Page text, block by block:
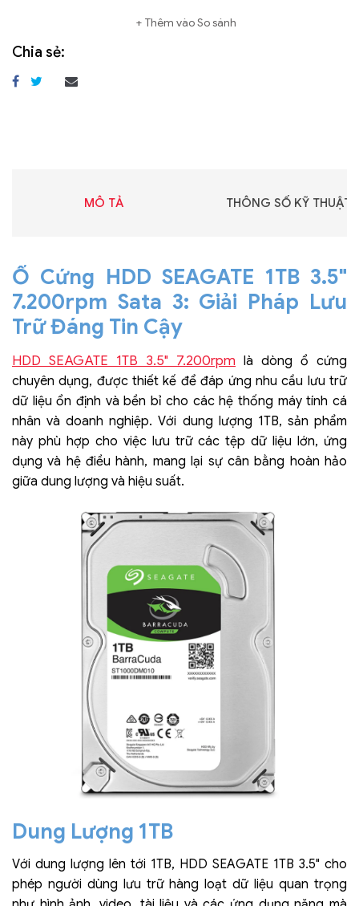
Thêm vào So sánh
Chia sẻ:
MÔ TẢ THÔNG SỐ KỸ THUẬT
Ổ Cứng HDD SEAGATE 1TB 3.5"
7.200rpm Sata 3: Giải Pháp Lưu
Trữ Đáng Tin Cậy
HDD SEAGATE 1TB 3.5" 7.200rpm là dòng ổ cứng
chuyên dụng, được thiết kế để đáp ứng nhu cầu lưu trữ
dữ liệu ổn định và bền bỉ cho các hệ thống máy tính cá
nhân và doanh nghiệp. Với dung lượng 1TB, sản phẩm
này phù hợp cho việc lưu trữ các tệp dữ liệu lớn, ứng
dụng và hệ điều hành, mang lại sự cân bằng hoàn hảo
giữa dung lượng và hiệu suất.
Dung Lượng 1TB
Với dung lượng lên tới 1TB, HDD SEAGATE 1TB 3.5" cho
phép người dùng lưu trữ hàng loạt dữ liệu quan trọng